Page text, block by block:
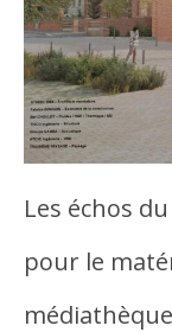
Les échos
pour le
médiathèque